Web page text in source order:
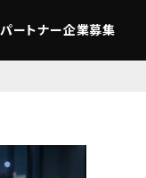
パートナー企業募集